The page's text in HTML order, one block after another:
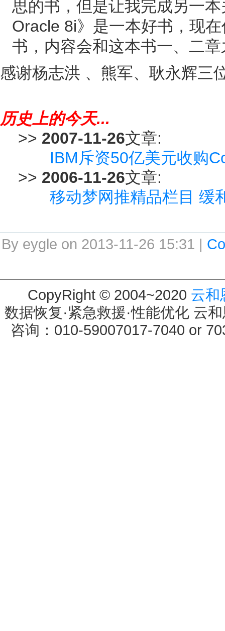
思的书，但是让我完成另一
Oracle 8i》是一本好书，现
书，内容会和这本书一、二
感谢杨志洪 、熊军、耿永辉三
历史上的今天...
>> 2007-11-26文章:
IBM斥资50亿美元收购
>> 2006-11-26文章:
移动梦网推精品栏目 缓
By eygle on 2013-11-26 15:31 |
CopyRight © 2004~2020 云和
数据恢复·紧急救援·性能优化 云
咨询：010-59007017-7040 or